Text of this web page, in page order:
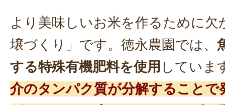
より美味しいお米を作るために欠
壌づくり」です。徳永農園では、
する特殊有機肥料を使用 していま
介のタンパク質が分解することで